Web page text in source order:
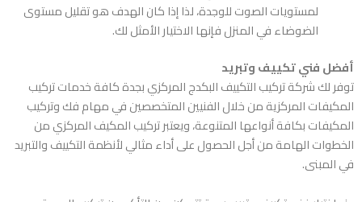
لمستويات الصوت للوجدة، لذا إذا كان الهدف هو تقليل مستوى
الضوضاء في المنزل فإنها الاختيار الأمثل لك.
أفضل فني تكييف وتبريد
توفر لكشركة تركيب التكييف البكدج المركزي بجدةكافة خدمات تركيب
المكيفات المركزية من خلال الفنيين المتخصصين في مهام فك وتركيب
المكيفات بكافة أنواعها المتنوعة، ويعتبر تركيب المكيف المركزي من
الخطوات الهامة من أجل الحصول على أداء مثالي لأنظمة التكييف والتبريد
في المبنى.